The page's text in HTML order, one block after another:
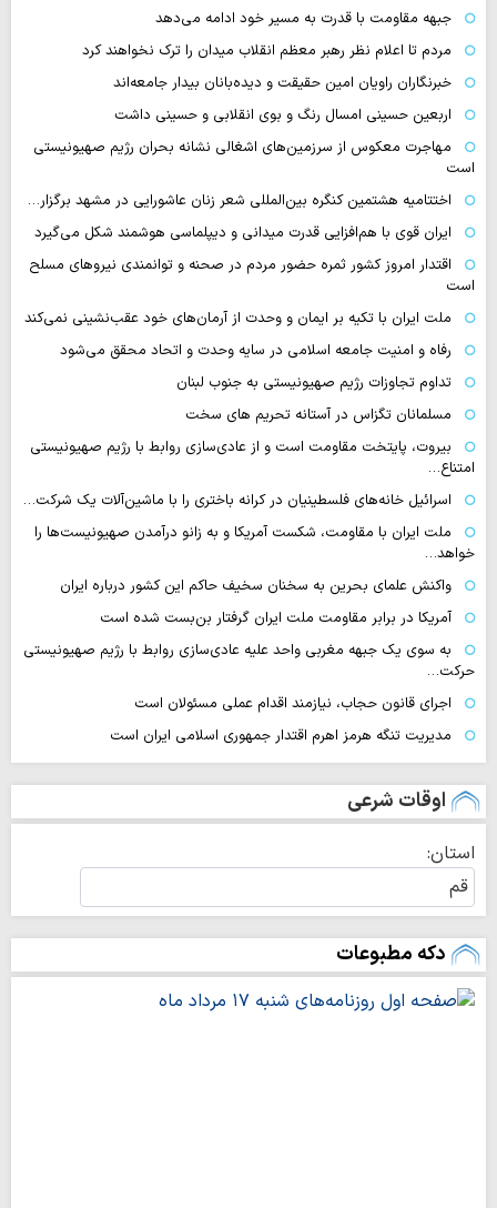
جبهه مقاومت با قدرت به مسیر خود ادامه می‌دهد
مردم تا اعلام نظر رهبر معظم انقلاب میدان را ترک نخواهند کرد
خبرنگاران راویان امین حقیقت و دیده‌بانان بیدار جامعه‌اند
اربعین حسینی امسال رنگ و بوی انقلابی و حسینی داشت
مهاجرت معکوس از سرزمین‌های اشغالی نشانه بحران رژیم صهیونیستی
است
اختتامیه هشتمین کنگره بین‌المللی شعر زنان عاشورایی در مشهد برگزار…
ایران قوی با هم‌افزایی قدرت میدانی و دیپلماسی هوشمند شکل می‌گیرد
اقتدار امروز کشور ثمره حضور مردم در صحنه و توانمندی نیروهای مسلح
است
ملت ایران با تکیه بر ایمان و وحدت از آرمان‌های خود عقب‌نشینی نمی‌کند
رفاه و امنیت جامعه اسلامی در سایه وحدت و اتحاد محقق می‌شود
تداوم تجاوزات رژیم صهیونیستی به جنوب لبنان
مسلمانان تگزاس در آستانه تحریم های سخت
بیروت، پایتخت مقاومت است و از عادی‌سازی روابط با رژیم صهیونیستی
امتناع…
اسرائیل خانه‌های فلسطینیان در کرانه باختری را با ماشین‌آلات یک شرکت…
ملت ایران با مقاومت، شکست آمریکا و به زانو درآمدن صهیونیست‌ها را
خواهد…
واکنش علمای بحرین به سخنان سخیف حاکم این کشور درباره ایران
آمریکا در برابر مقاومت ملت ایران گرفتار بن‌بست شده است
به سوی یک جبهه مغربی واحد علیه عادی‌سازی روابط با رژیم صهیونیستی
حرکت…
اجرای قانون حجاب، نیازمند اقدام عملی مسئولان است
مدیریت تنگه هرمز اهرم اقتدار جمهوری اسلامی ایران است
اوقات شرعی
استان:
غروب خورشید۱۹:۰۲
نیمه‌شب شرعی۲۳:۲۶
اذان صبح ۰۳:۴۹
دکه مطبوعات